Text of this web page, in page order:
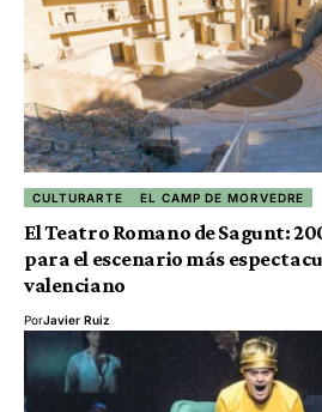
CULTURARTE EL CAMP DE MORVEDRE
El Teatro Romano de Sagunt:
para el escenario más
valenciano
PorJavier Ruiz